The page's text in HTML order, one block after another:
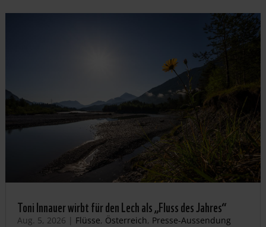
Toni Innauer wirbt für den Lech als „Fluss des Jahres“
Aug. 5, 2026 | Flüsse, Österreich, Presse-Aussendung